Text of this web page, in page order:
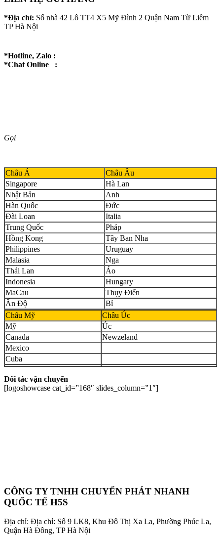
*Địa chỉ: Số nhà 42 Lô TT4 X5 Mỹ Đình 2 Quận Nam Từ Liêm
TP Hà Nội
*Hotline, Zalo :
*Chat Online :
Gọi
Châu Á
Châu Âu
Singapore
Hà Lan
Nhật Bản
Anh
Hàn Quốc
Đức
Đài Loan
Italia
Trung Quốc
Pháp
Hồng Kong
Tây Ban Nha
Philippines
Uruguay
Malasia
Nga
Thái Lan
Áo
Indonesia
Hungary
MaCau
Thụy Điển
Ấn Độ
Bỉ
Châu Mỹ
Châu Úc
Mỹ
Úc
Canada
Newzeland
Mexico
Cuba
Đối tác vận chuyển
[logoshowcase cat_id=”168″ slides_column=”1″]
CÔNG TY TNHH CHUYỂN PHÁT NHANH
QUỐC TẾ H5S
Địa chỉ: Địa chỉ: Số 9 LK8, Khu Đô Thị Xa La, Phường Phúc La,
Quận Hà Đông, TP Hà Nội